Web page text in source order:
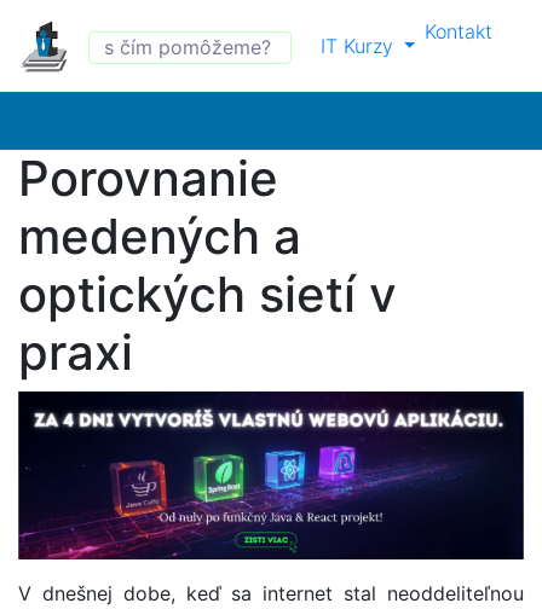
IT Kurzy
Kontakt
Porovnanie
medených a
optických sietí v
praxi
V dnešnej dobe, keď sa internet stal neoddeliteľnou